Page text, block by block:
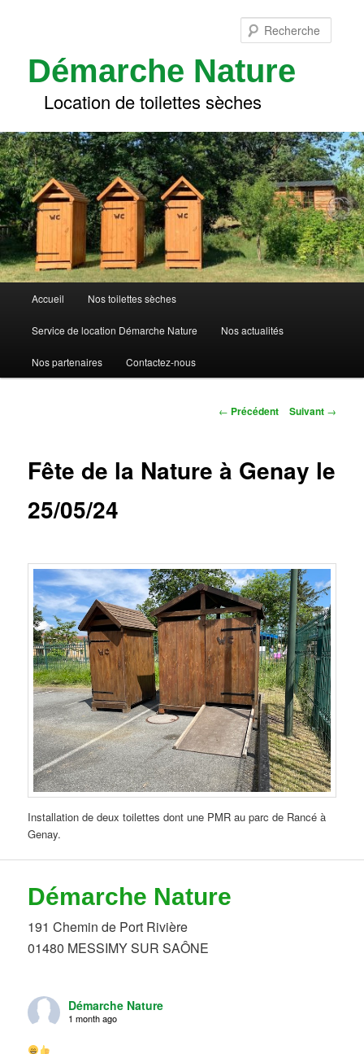
principalDémarche Nature
Location de toilettes sèches
Accueil Nos toilettes sèches
Service de location Démarche Nature Nos actualités
Nos partenaires Contactez-nous
Navigation
← Précédent Suivant →
Fête de la Nature à Genay le
25/05/24
Installation de deux toilettes dont une PMR au parc de Rancé à
Genay.
Démarche Nature
191 Chemin de Port Rivière
01480 MESSIMY SUR SAÔNE
Démarche Nature
1 month ago